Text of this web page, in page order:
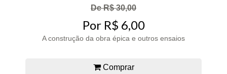
De R$ 30,00
Por R$ 6,00
A construção da obra épica e outros ensaios
Comprar